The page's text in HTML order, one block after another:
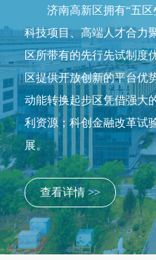
济南高新区拥有“五
科技项目、高端人才合力
区所带有的先行先试制度
区提供开放创新的平台优
动能转换起步区凭借强大
利资源；科创金融改革试
展。
查看详情 >>